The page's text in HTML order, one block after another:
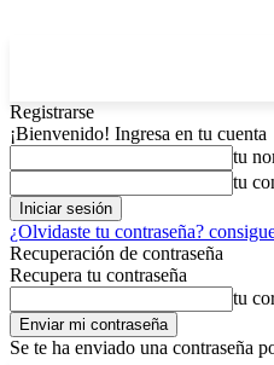
Registrarse
¡Bienvenido! Ingresa en tu cuenta
tu
tu
¿Olvidaste tu contraseña?
Recuperación de contraseña
Recupera tu contraseña
tu
Se te ha enviado una contraseña